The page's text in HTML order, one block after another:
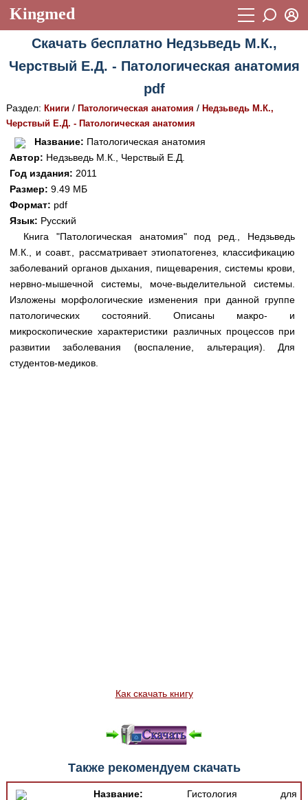
Kingmed
Учебный материал
Видеогалерея 899
Истории болезней 1268
Лекции и презентации 2474
Аккредитационные тесты
Методические рекомендации
Научно-популярное
Статьи
Новости (244)
Медицинская стандартизация
Нормативы экстренной и неотложной помощи
Нормы лабораторных и инструментальных
Восстановить пароль
Регистрация
Скачать бесплатно Недзьведь М.К.,
Черствый Е.Д. - Патологическая анатомия
pdf
Раздел: Книги/ Патологическая анатомия / Недзьведь М.К.,
Черствый Е.Д. - Патологическая анатомия
Название: Патологическая анатомия
Автор: Недзьведь М.К., Черствый Е.Д.
Год издания: 2011
Размер: 9.49 МБ
Формат: pdf
Язык: Русский
Книга "Патологическая анатомия" под ред., Недзьведь
М.К., и соавт., рассматривает этиопатогенез, классификацию
заболеваний органов дыхания, пищеварения, системы крови,
нервно-мышечной системы, моче-выделительной системы.
Изложены морфологические изменения при данной группе
патологических состояний. Описаны макро- и
микроскопические характеристики различных процессов при
развитии заболевания (воспаление, альтерация). Для
студентов-медиков.
Как скачать книгу
Также рекомендуем скачать
Название: Гистология для